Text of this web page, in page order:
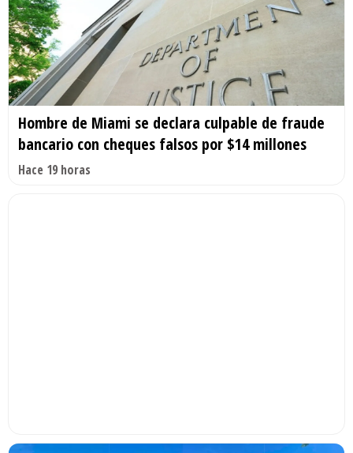
Hombre de Miami se declara culpable de fraude
bancario con cheques falsos por $14 millones
Hace 19 horas